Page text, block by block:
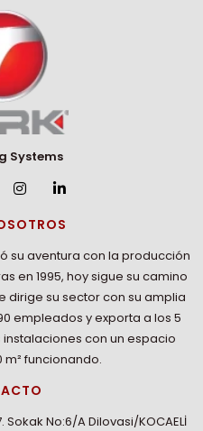
Systems
su aventura con la producción
en 1995, hoy sigue su camino
su sector con su amplia
empleados y exporta a los 5
con un espacio
m² funcionando.
No:6/A Dilovasi/KOCAELİ